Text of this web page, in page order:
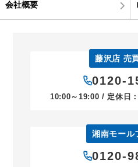
会社概要
藤沢店 売
0120-
10:00～19:00 / 定休日
湘南モール
0120-